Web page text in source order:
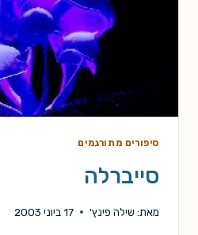
סיפורים מתורגמים
סייברלה
מאת: שילה פינץ' 17 ביוני 2003